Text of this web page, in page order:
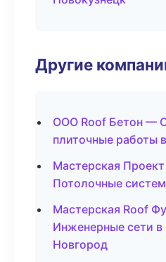
Другие
ООО Roof Бетон —
плиточные работы
Мастерская
Потолочные
Мастерская Roof
Инженерные сети в
Новгород